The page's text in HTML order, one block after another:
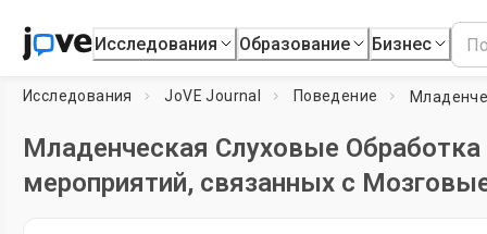
Исследования Образование Бизнес
Исследования JoVE Journal Поведение
Младенческая Слуховые Обработка
мероприятий, связанных с